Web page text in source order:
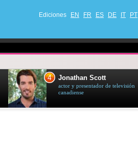
Ediciones EN FR ES DE IT PT
4 Jonathan Scott
actor y presentador de televisión
canadiense